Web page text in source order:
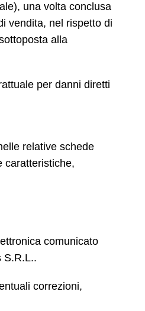
una volta conclusa
vendita, nel rispetto di
alla
per danni diretti
relative schede
caratteristiche,
comunicato
S.R.L..
correzioni,